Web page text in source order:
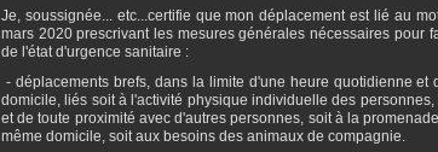
Je, soussignée... etc...certifie que mon déplacement est lié au
mars 2020 prescrivant les mesures générales nécessaires pour
de l'état d'urgence sanitaire :
- déplacements brefs, dans la limite d'une heure quotidienne
domicile, liés soit à l'activité physique individuelle des
et de toute proximité avec d'autres personnes, soit à la
même domicile, soit aux besoins des animaux de compagnie.